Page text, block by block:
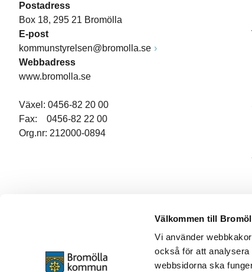
Välkommen till
Vi använder
också för att
webbsidorna ska
Postadress
Box 18, 295 21 Bromölla
E-post
kommunstyrelsen@bromolla.se
Webbadress
www.bromolla.se
Växel: 0456-82 20 00
Fax: 0456-82 22 00
Org.nr: 212000-0894